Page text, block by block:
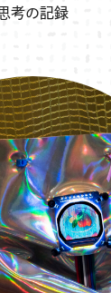
考の記録